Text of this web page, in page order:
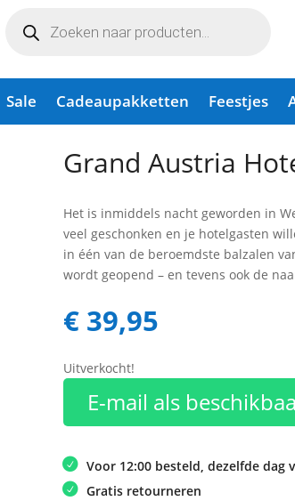
zoeken
Sale Cadeaupakketten Feestjes
Grand Austria
Het is inmiddels nacht geworden in
veel geschonken en je hotelgasten
in één van de beroemdste balzalen
wordt geopend – en tevens ook de
€39,95
Uitverkocht!
E-mail als
Voor 12:00 besteld, dezelfde dag
Gratis retourneren